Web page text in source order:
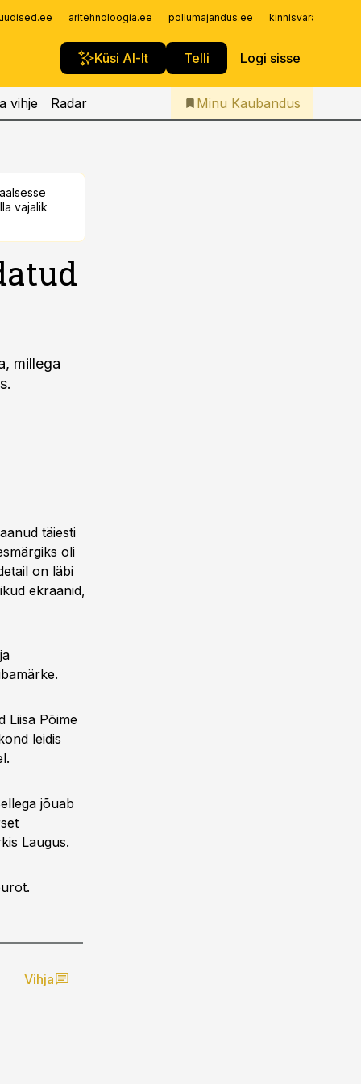
aritehnoloogia.ee pollumajandus.ee
Küsi AI-lt Telli Logi sisse
Iseteenindus
Telli Kaubandus
vihje Radar Minu Kaubandus
vajalik
millega
täiesti
oli
on läbi
ekraanid,
Liisa Põime
leidis
jõuab
Laugus.
Vihja